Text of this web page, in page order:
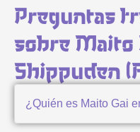
Preguntas
sobre Maito
Shippuden
¿Quién es Maito Gai